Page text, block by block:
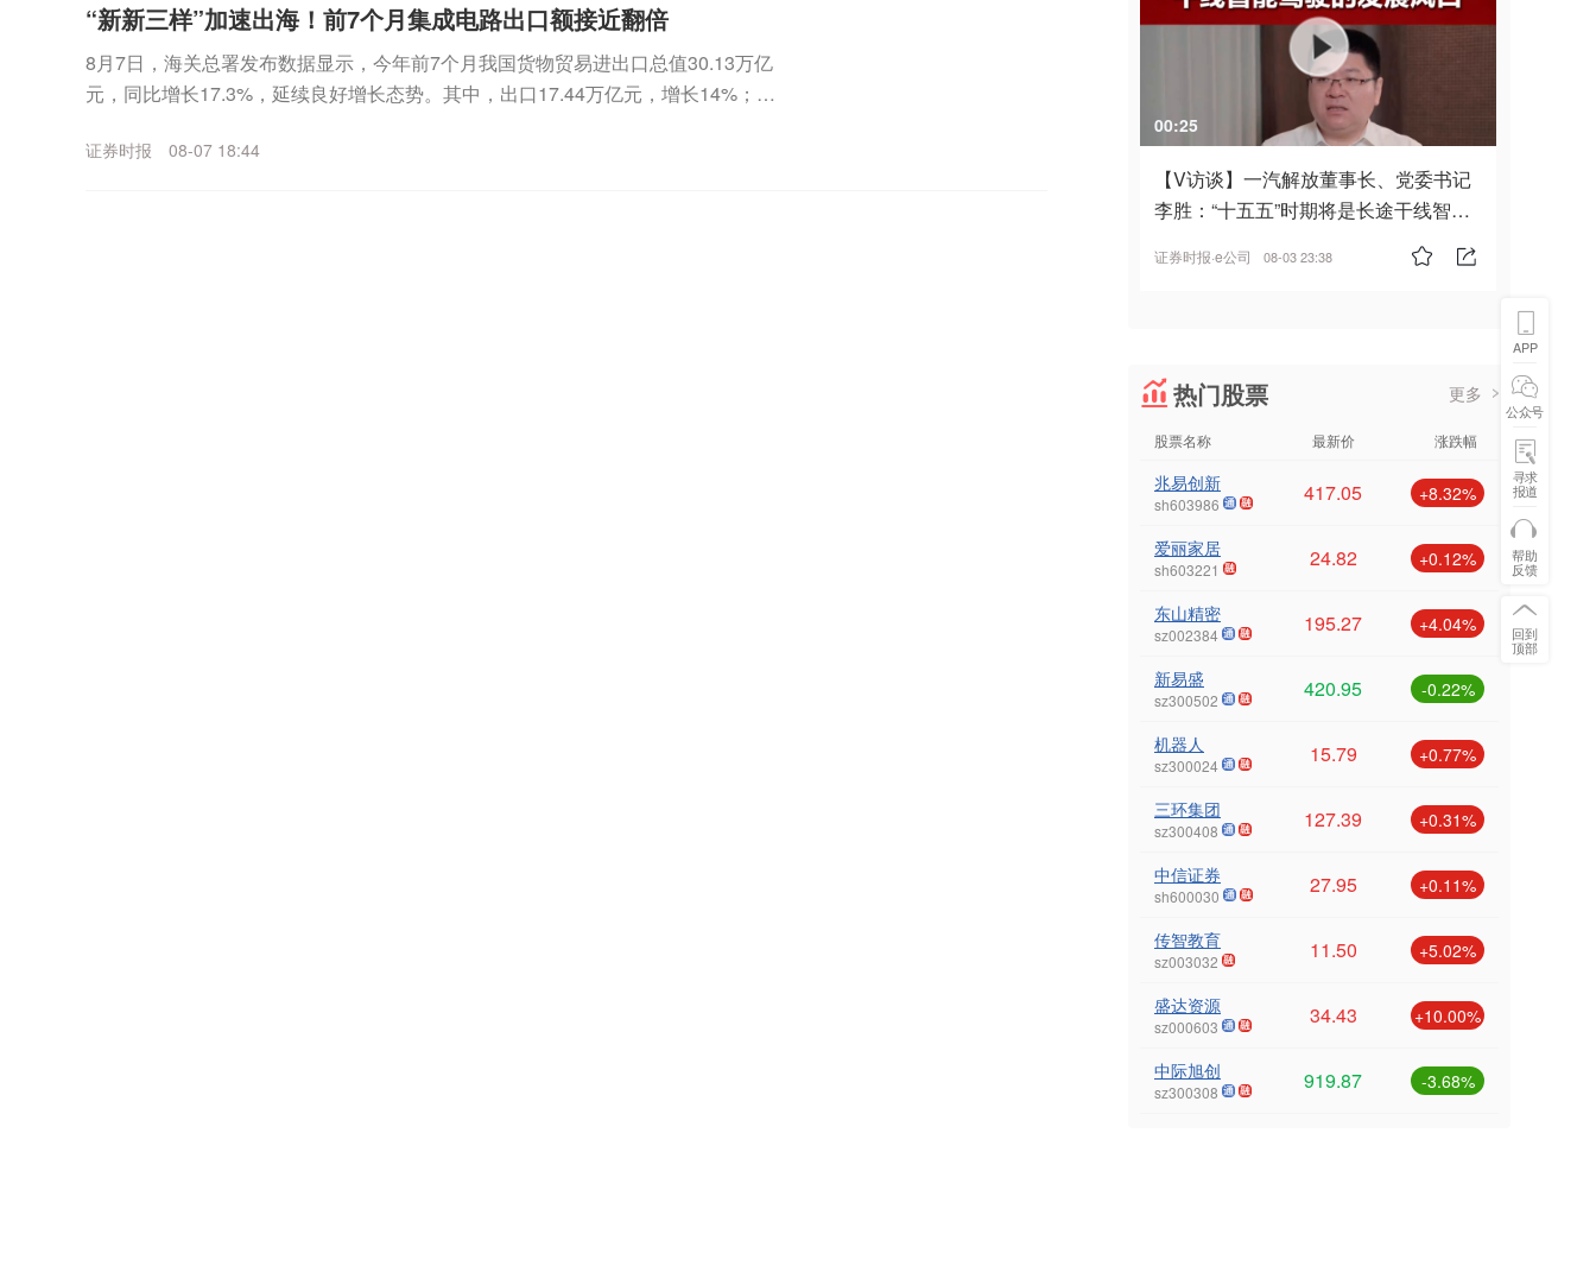
“新新三样”加速出海！前7个月集成电路出口额接近翻倍
8月7日，海关总署发布数据显示，今年前7个月我国货物贸易进出口总值30.13万亿
元，同比增长17.3%，延续良好增长态势。其中，出口17.44万亿元，增长14%；进
证券时报 08-07 18:44
00:25
【V访谈】一汽解放董事长、党委书记
李胜：“十五五”时期将是长途干线智能
证券时报·e公司 08-03 23:38
热门股票 更多
股票名称 最新价 涨跌幅
兆易创新
sh603986 417.05 +8.32%
爱丽家居
sh603221 24.82 +0.12%
东山精密
sz002384 195.27 +4.04%
新易盛
sz300502 420.95 -0.22%
机器人
sz300024 15.79 +0.77%
三环集团
sz300408 127.39 +0.31%
中信证券
sh600030 27.95 +0.11%
传智教育
sz003032 11.50 +5.02%
盛达资源
sz000603 34.43 +10.00%
中际旭创
sz300308 919.87 -3.68%
APP
公众号
寻求
报道
帮助
反馈
回到
顶部